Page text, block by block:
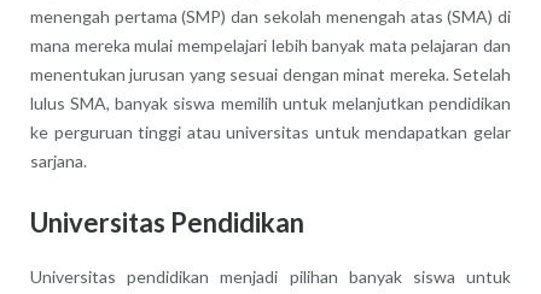
menengah pertama (SMP) dan sekolah menengah atas (SMA) di
mana mereka mulai mempelajari lebih banyak mata pelajaran dan
menentukan jurusan yang sesuai dengan minat mereka. Setelah
lulus SMA, banyak siswa memilih untuk melanjutkan pendidikan
ke perguruan tinggi atau universitas untuk mendapatkan gelar
sarjana.
Universitas Pendidikan
Universitas pendidikan menjadi pilihan banyak siswa untuk